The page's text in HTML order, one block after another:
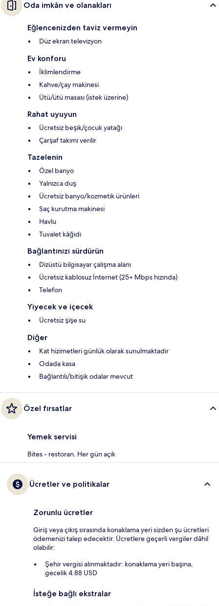
Oda imkân ve olanakları
Eğlencenizden taviz vermeyin
Düz ekran televizyon
Ev konforu
İklimlendirme
Kahve/çay makinesi
Ütü/ütü masası (istek üzerine)
Rahat uyuyun
Ücretsiz beşik/çocuk yatağı
Çarşaf takımı verilir
Tazelenin
Özel banyo
Yalnızca duş
Ücretsiz banyo/kozmetik ürünleri
Saç kurutma makinesi
Havlu
Tuvalet kâğıdı
Bağlantınızı sürdürün
Dizüstü bilgisayar çalışma alanı
Ücretsiz kablosuz İnternet (25+ Mbps hızında)
Telefon
Yiyecek ve içecek
Ücretsiz şişe su
Diğer
Kat hizimetleri günlük olarak sunulmaktadır
Odada kasa
Bağlantılı/bitişik odalar mevcut
Özel fırsatlar
Yemek servisi
Bites - restoran. Her gün açık
Ücretler ve politikalar
Zorunlu ücretler
Giriş veya çıkış sırasında konaklama yeri sizden şu ücretleri
ödemenizi talep edecektir. Ücretlere geçerli vergiler dâhil
olabilir:
Şehir vergisi alınmaktadır: konaklama yeri başına,
gecelik 4.88 USD
İsteğe bağlı ekstralar